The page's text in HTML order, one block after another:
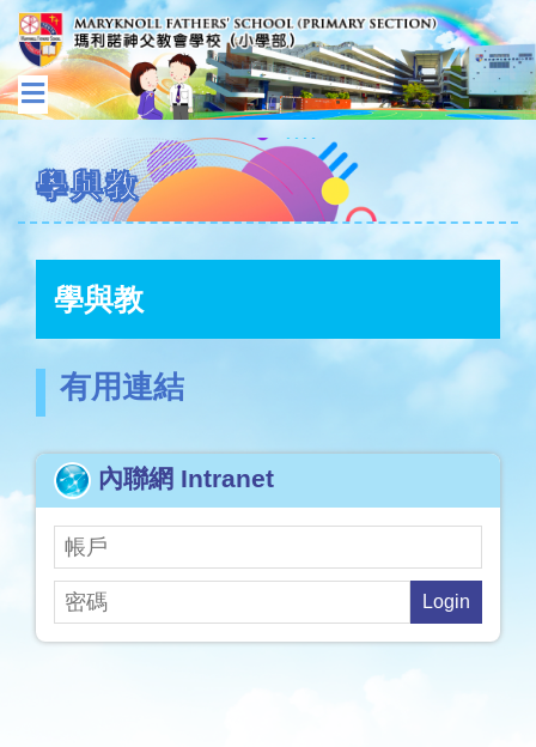
學與教
學與教
有用連結
內聯網 Intranet